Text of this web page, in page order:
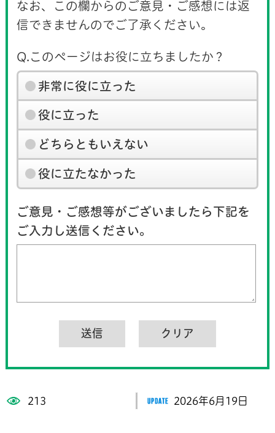
なお、この欄からのご意見・ご感想には返
信できませんのでご了承ください。
Q.このページはお役に立ちましたか？
非常に役に立った
役に立った
どちらともいえない
役に立たなかった
ご意見・ご感想等がございましたら下記を
ご入力し送信ください。
213 2026年6月19日